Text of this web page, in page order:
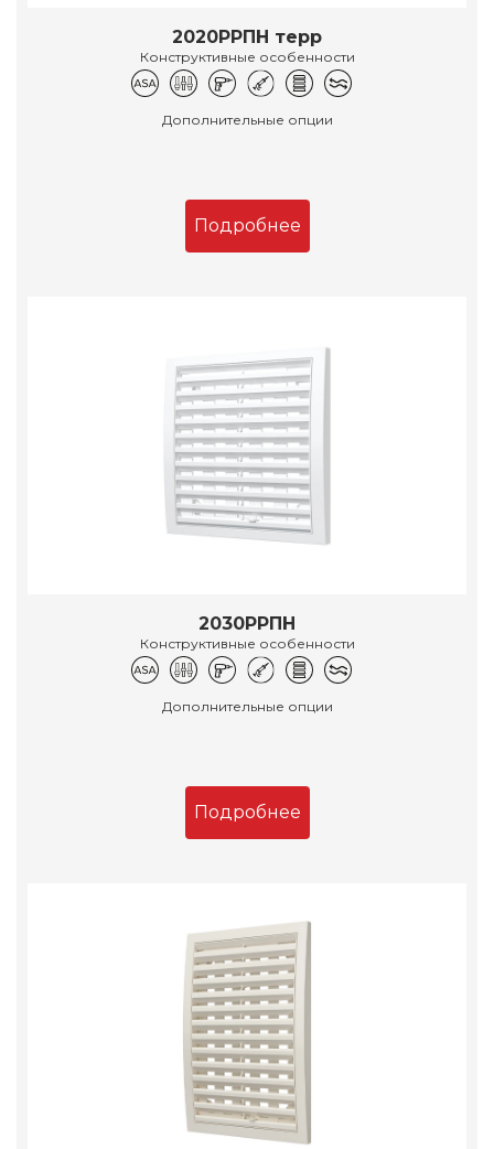
2020РРПН терр
Конструктивные особенности
Дополнительные опции
Подробнее
2030РРПН
Конструктивные особенности
Дополнительные опции
Подробнее